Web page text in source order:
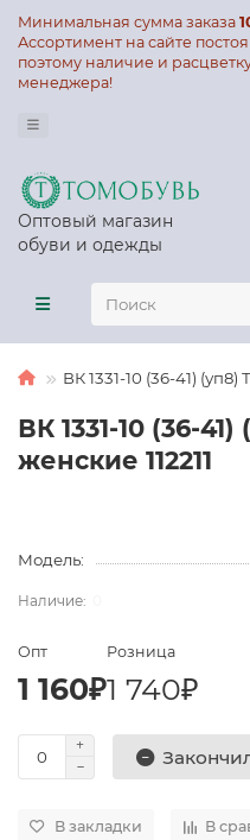
Минимальная сумма заказа
Ассортимент на сайте
поэтому наличие и
менеджера!
Оптовый магазин
обуви и одежды
ВК 1331-10 (36-41) (уп8)
ВК 1331-10 (36-
женские 112211
Модель:
Опт
1 160₽
Розница
1 740₽
В закладки В